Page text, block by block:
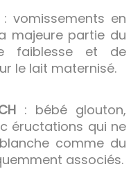
vomissements en
majeure partie du
faiblesse et de
le lait maternisé.
: bébé glouton,
éructations qui ne
comme du
associés.